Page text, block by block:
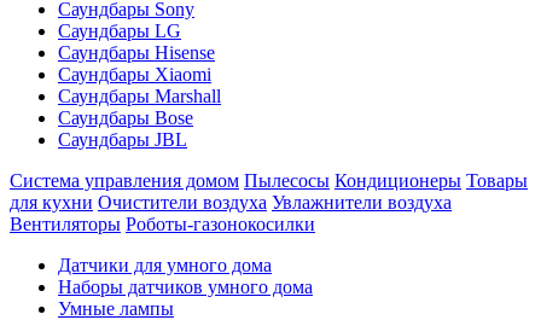
Саундбары Sony
Саундбары LG
Саундбары Hisense
Саундбары Xiaomi
Саундбары Marshall
Саундбары Bose
Саундбары JBL
Система управления домом Пылесосы Кондиционеры Товары
для кухни Очистители воздуха Увлажнители воздуха
Вентиляторы Роботы-газонокосилки
Датчики для умного дома
Наборы датчиков умного дома
Умные лампы